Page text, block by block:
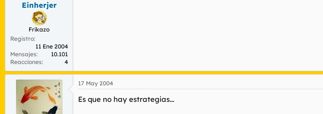
Einherjer
Frikazo
Registro
11 Ene 2004
Mensajes
10.101
Reacciones
4
17 May 2004
Es que no hay estrategias...